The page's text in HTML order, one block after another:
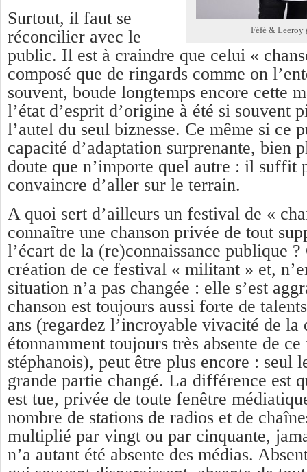
Féfé & Leeroy
Surtout, il faut se
réconcilier avec le
public. Il est à craindre que celui «
composé que de ringards comme on
souvent, boude longtemps encore cette
l’état d’esprit d’origine à été si souvent
l’autel du seul biznesse. Ce même si ce
capacité d’adaptation surprenante, bien
doute que n’importe quel autre : il suffit
convaincre d’aller sur le terrain.
A quoi sert d’ailleurs un festival de «
connaître une chanson privée de tout
l’écart de la (re)connaissance publique ?
création de ce festival « militant » et,
situation n’a pas changée : elle s’est
chanson est toujours aussi forte de
ans (regardez l’incroyable vivacité de la
étonnamment toujours très absente de
stéphanois), peut être plus encore : seul
grande partie changé. La différence est
est tue, privée de toute fenêtre
nombre de stations de radios et de
multiplié par vingt ou par cinquante,
n’a autant été absente des médias.